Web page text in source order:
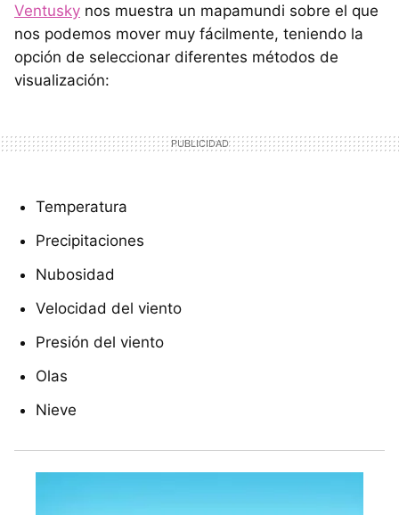
Ventusky nos muestra un mapamundi sobre el que
nos podemos mover muy fácilmente, teniendo la
opción de seleccionar diferentes métodos de
visualización:
Temperatura
Precipitaciones
Nubosidad
Velocidad del viento
Presión del viento
Olas
Nieve